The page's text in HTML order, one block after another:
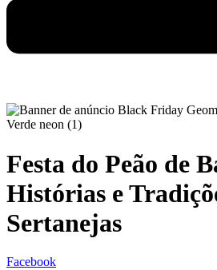
Festa do Peão de
Histórias e
Sertanejas
Facebook